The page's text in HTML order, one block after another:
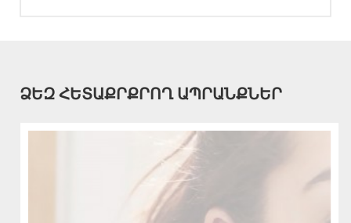
ՁԵԶ ՀԵՏԱՔՐՔՐՈՂ ԱՊՐԱՆՔՆԵՐ